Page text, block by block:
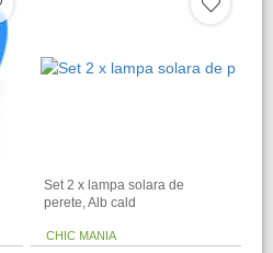
Set 2 x lampa solara de
perete, Alb cald
CHIC MANIA